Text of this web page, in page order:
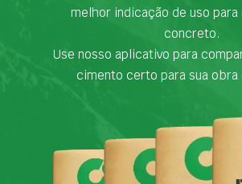
melhor indicação de uso para
concreto.
Use nosso aplicativo para
cimento certo para sua obra